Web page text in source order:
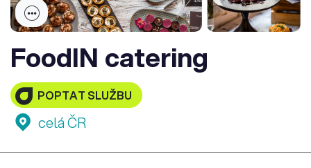
FoodIN catering
POPTAT SLUŽBU
celá ČR